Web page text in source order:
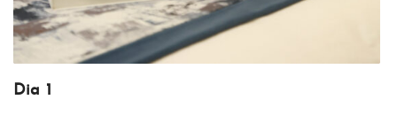
Dia 1